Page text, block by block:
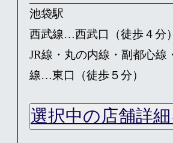
池袋駅
西武線…西武口（徒歩４分）
JR線・丸の内線・副都心線
線…東口（徒歩５分）
選択中の店舗詳